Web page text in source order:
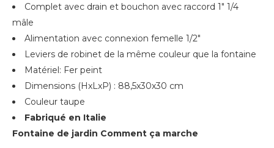
Complet avec drain et bouchon avec raccord 1" 1/4
mâle
Alimentation avec connexion femelle 1/2"
Leviers de robinet de la même couleur que la fontaine
Matériel: Fer peint
Dimensions (HxLxP) : 88,5x30x30 cm
Couleur taupe
Fabriqué en Italie
Fontaine de jardin Comment ça marche